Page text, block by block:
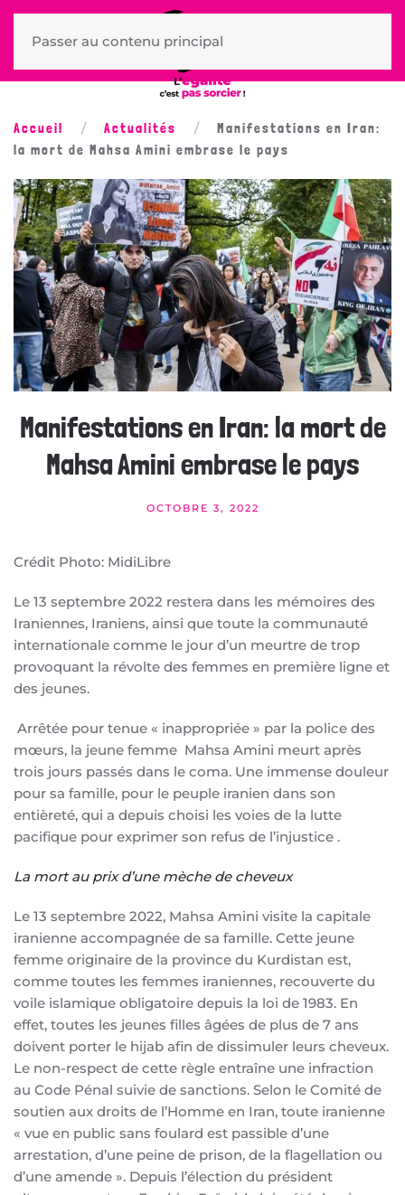
Passer au contenu principal
Accueil Actualités
Manifestations en Iran:
la mort de Mahsa Amini embrase le pays
Manifestations en Iran: la mort de
Mahsa Amini embrase le pays
OCTOBRE 3, 2022
Crédit Photo: MidiLibre
Le 13 septembre 2022 restera dans les mémoires des
Iraniennes, Iraniens, ainsi que toute la communauté
internationale comme le jour d’un meurtre de trop
provoquant la révolte des femmes en première ligne et
des jeunes.
Arrêtée pour tenue « inappropriée » par la police des
mœurs, la jeune femme Mahsa Amini meurt après
trois jours passés dans le coma. Une immense douleur
pour sa famille, pour le peuple iranien dans son
entièreté, qui a depuis choisi les voies de la lutte
pacifique pour exprimer son refus de l’injustice .
La mort au prix d’une mèche de cheveux
Le 13 septembre 2022, Mahsa Amini visite la capitale
iranienne accompagnée de sa famille. Cette jeune
femme originaire de la province du Kurdistan est,
comme toutes les femmes iraniennes, recouverte du
voile islamique obligatoire depuis la loi de 1983. En
effet, toutes les jeunes filles âgées de plus de 7 ans
doivent porter le hijab afin de dissimuler leurs cheveux.
Le non-respect de cette règle entraîne une infraction
au Code Pénal suivie de sanctions. Selon le Comité de
soutien aux droits de l’Homme en Iran, toute iranienne
« vue en public sans foulard est passible d’une
arrestation, d’une peine de prison, de la flagellation ou
d’une amende ». Depuis l’élection du président